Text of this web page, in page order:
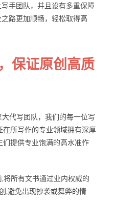
手团队，并且设有多重保障
路更加顺畅，轻松取得高
保证原创高质
代写团队，我们的每一位写
所写作的专业领域拥有深厚
提供专业饱满的高水准作
所有文书通过业内权威的
,避免出现抄袭或舞弊的情